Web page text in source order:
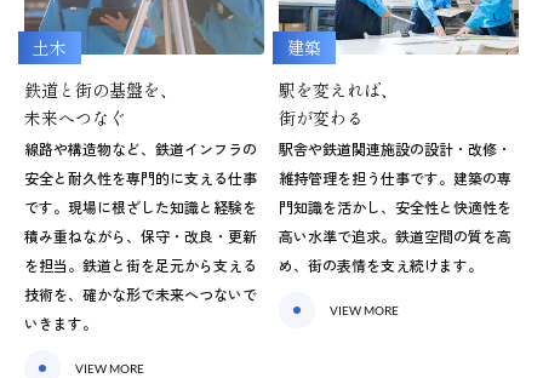
土木
鉄道と街の基盤を、
未来へつなぐ
線路や構造物など、鉄道インフラの
安全と耐久性を専門的に支える仕事
です。現場に根ざした知識と経験を
積み重ねながら、保守・改良・更新
を担当。鉄道と街を足元から支える
技術を、確かな形で未来へつないで
いきます。
VIEW MORE
建築
駅を変えれば、
街が変わる
駅舎や鉄道関連施設の設計・改修・
維持管理を担う仕事です。建築の専
門知識を活かし、安全性と快適性を
高い水準で追求。鉄道空間の質を高
め、街の表情を支え続けます。
VIEW MORE